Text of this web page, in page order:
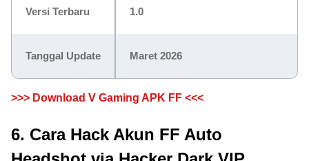
Versi Terbaru 1.0
Tanggal Update Maret 2026
>>> Download V Gaming APK FF <<<
6. Cara Hack Akun FF Auto